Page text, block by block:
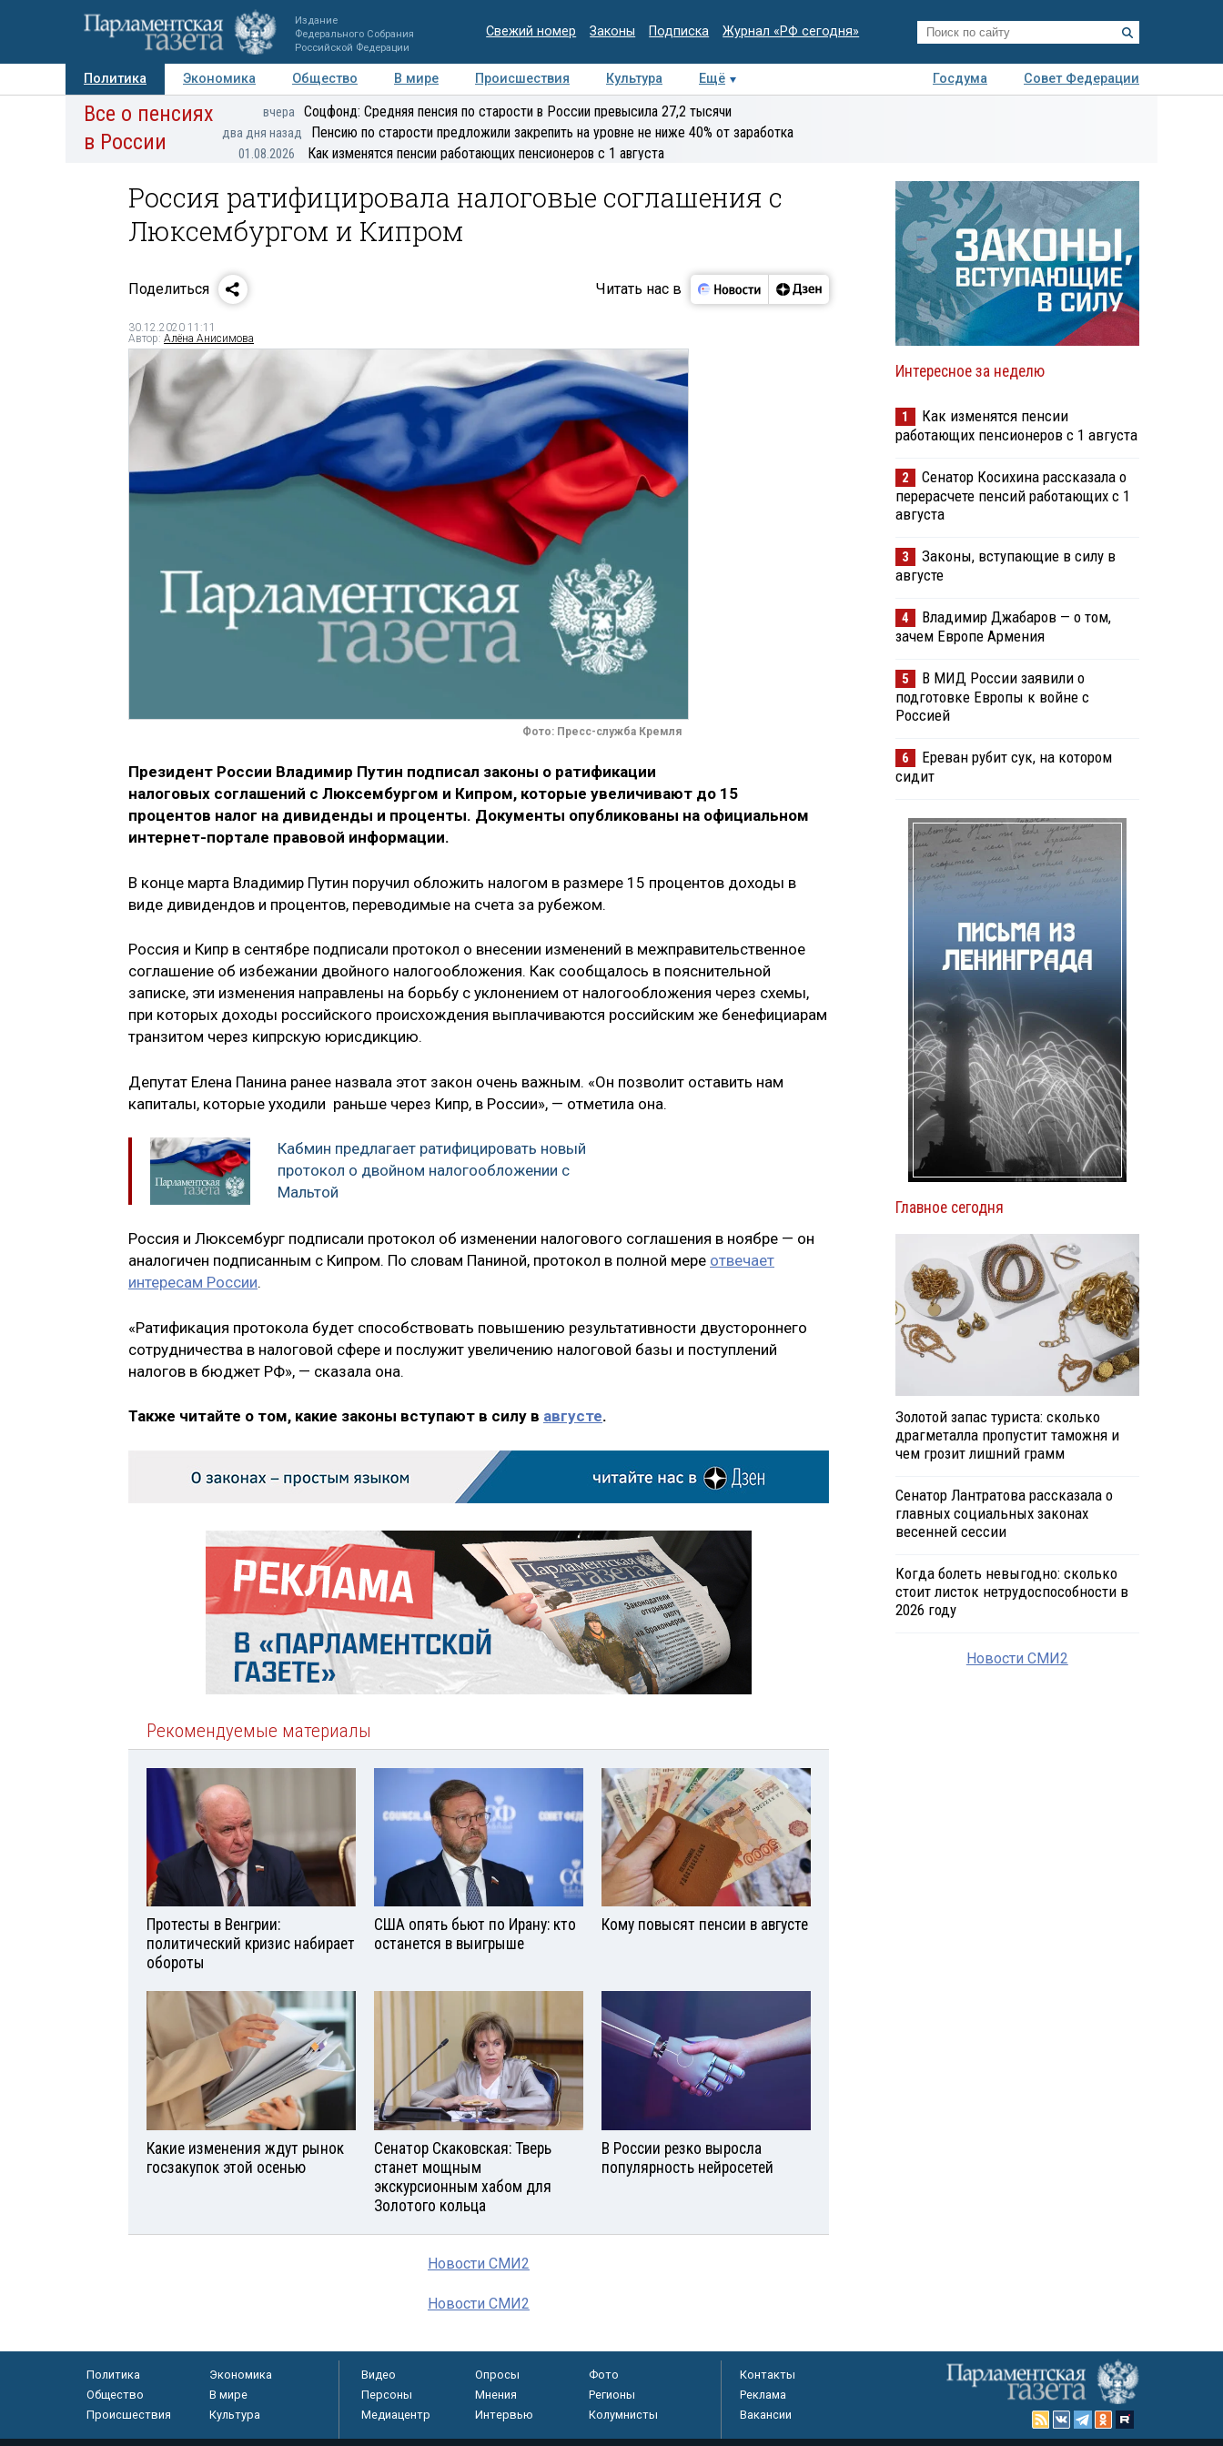
Издание
Федерального Собрания
Российской Федерации
Свежий номер Законы Подписка Журнал «РФ сегодня»
Политика Экономика Общество В мире Происшествия Культура Ещё Госдума
Совет Федерации
Авторы Персоны Мнения Регионы Медиацентр Интервью Колумнисты
экспертиза
Все о пенсиях
в России
вчера Соцфонд: Средняя пенсия по старости в России превысила 27,2 тысячи
два дня назад Пенсию по старости предложили закрепить на уровне не ниже 40% от заработка
01.08.2026 Как изменятся пенсии работающих пенсионеров с 1 августа
Россия ратифицировала налоговые соглашения с
Люксембургом и Кипром
Поделиться Читать нас в
30.12.2020 11:11
Автор: Алёна Анисимова
Фото: Пресс-служба Кремля
Президент России Владимир Путин подписал законы о ратификации
налоговых соглашений с Люксембургом и Кипром, которые увеличивают до 15
процентов налог на дивиденды и проценты. Документы опубликованы на официальном
интернет-портале правовой информации.
В конце марта Владимир Путин поручил обложить налогом в размере 15 процентов доходы в
виде дивидендов и процентов, переводимые на счета за рубежом.
Россия и Кипр в сентябре подписали протокол о внесении изменений в межправительственное
соглашение об избежании двойного налогообложения. Как сообщалось в пояснительной
записке, эти изменения направлены на борьбу с уклонением от налогообложения через схемы,
при которых доходы российского происхождения выплачиваются российским же бенефициарам
транзитом через кипрскую юрисдикцию.
Депутат Елена Панина ранее назвала этот закон очень важным. «Он позволит оставить нам
капиталы, которые уходили раньше через Кипр, в России», — отметила она.
Кабмин предлагает ратифицировать новый
протокол о двойном налогообложении с
Мальтой
Россия и Люксембург подписали протокол об изменении налогового соглашения в ноябре — он
аналогичен подписанным с Кипром. По словам Паниной, протокол в полной мере отвечает
интересам России.
«Ратификация протокола будет способствовать повышению результативности двустороннего
сотрудничества в налоговой сфере и послужит увеличению налоговой базы и поступлений
налогов в бюджет РФ», — сказала она.
Также читайте о том, какие законы вступают в силу в августе.
Рекомендуемые материалы
Протесты в Венгрии:
политический кризис набирает
обороты
США опять бьют по Ирану: кто
останется в выигрыше
Кому повысят пенсии в августе
Какие изменения ждут рынок
госзакупок этой осенью
Сенатор Скаковская: Тверь
станет мощным
экскурсионным хабом для
Золотого кольца
В России резко выросла
популярность нейросетей
Новости СМИ2
Новости СМИ2
Интересное за неделю
1
Как изменятся пенсии
работающих пенсионеров с 1 августа
2
Сенатор Косихина рассказала о
перерасчете пенсий работающих с 1
августа
3
Законы, вступающие в силу в
августе
4
Владимир Джабаров — о том,
зачем Европе Армения
5
В МИД России заявили о
подготовке Европы к войне с
Россией
6
Ереван рубит сук, на котором
сидит
Главное сегодня
Золотой запас туриста: сколько
драгметалла пропустит таможня и
чем грозит лишний грамм
Сенатор Лантратова рассказала о
главных социальных законах
весенней сессии
Когда болеть невыгодно: сколько
стоит листок нетрудоспособности в
2026 году
Новости СМИ2
Политика
Экономика
Общество
В мире
Происшествия
Культура
Видео Опросы
Фото
Персоны
Мнения
Регионы
Медиацентр
Интервью Колумнисты
Контакты
Реклама
Вакансии